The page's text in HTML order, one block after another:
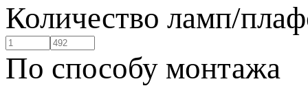
Количество ламп/
По способу монтажа